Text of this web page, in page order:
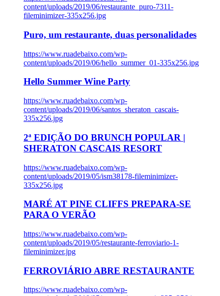
content/uploads/2019/06/restaurante_puro-7311-
fileminimizer-335x256.jpg
Puro, um restaurante, duas personalidades
https://www.ruadebaixo.com/wp-
content/uploads/2019/06/hello_summer_01-335x256.jpg
Hello Summer Wine Party
https://www.ruadebaixo.com/wp-
content/uploads/2019/06/santos_sheraton_cascais-
335x256.jpg
2ª EDIÇÃO DO BRUNCH POPULAR |
SHERATON CASCAIS RESORT
https://www.ruadebaixo.com/wp-
content/uploads/2019/05/ism38178-fileminimizer-
335x256.jpg
MARÉ AT PINE CLIFFS PREPARA-SE
PARA O VERÃO
https://www.ruadebaixo.com/wp-
content/uploads/2019/05/restaurante-ferroviario-1-
fileminimizer.jpg
FERROVIÁRIO ABRE RESTAURANTE
https://www.ruadebaixo.com/wp-